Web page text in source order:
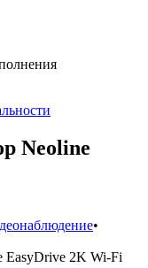
Neoline
•
EasyDrive 2K Wi-Fi